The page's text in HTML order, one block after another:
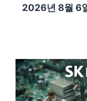
2026년 8월 6